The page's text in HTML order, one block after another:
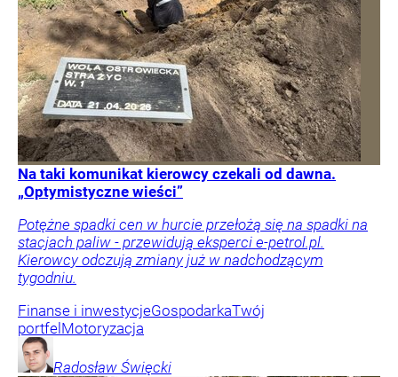
Na taki komunikat kierowcy czekali od dawna.
„Optymistyczne wieści”
Potężne spadki cen w hurcie przełożą się na spadki na
stacjach paliw - przewidują eksperci e-petrol.pl.
Kierowcy odczują zmiany już w nadchodzącym
tygodniu.
Finanse i inwestycjeGospodarkaTwój
portfelMotoryzacja
Radosław Święcki